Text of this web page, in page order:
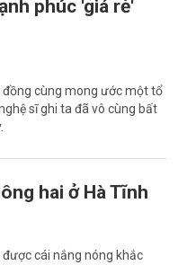
phúc 'giá rẻ'
đồng cùng mong ước một tổ
sĩ ghi ta đã vô cùng bất
hai ở Hà Tĩnh
cái nắng nóng khắc